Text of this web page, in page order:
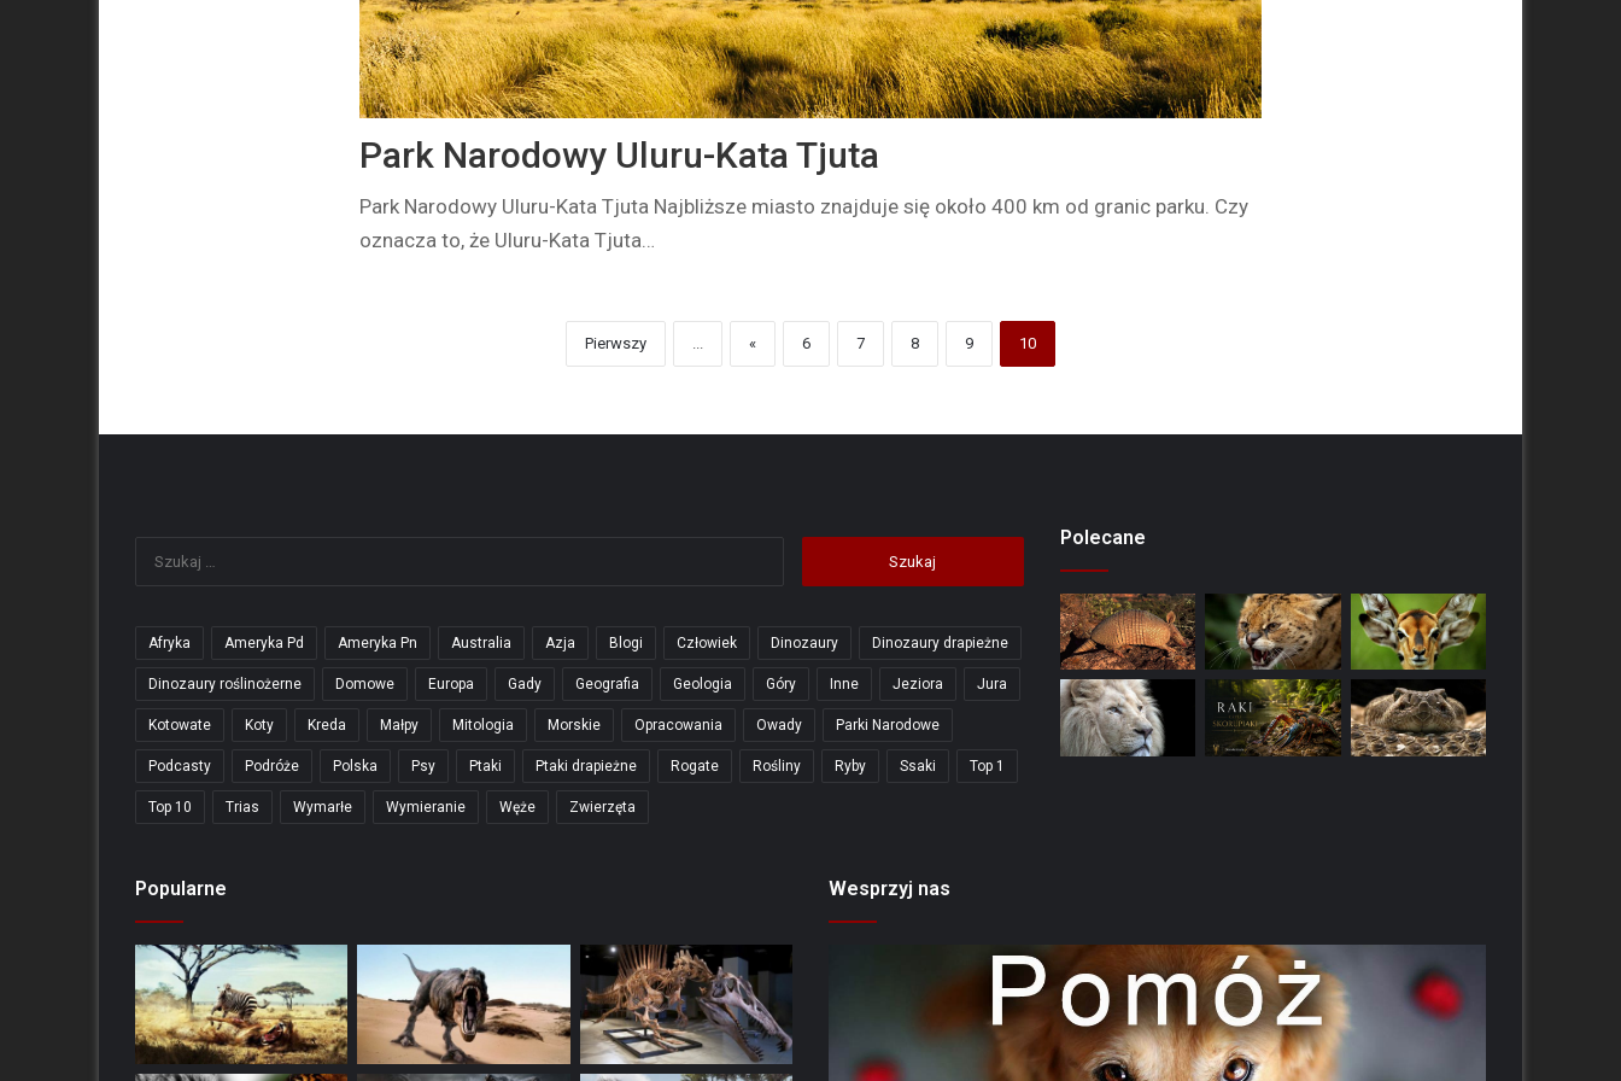
Park Narodowy Uluru-Kata Tjuta
Park Narodowy Uluru-Kata Tjuta Najbliższe miasto znajduje się około 400 km od granic parku. Czy
oznacza to, że Uluru-Kata Tjuta…
Pierwszy ... « 6 7 8 9 10
Afryka Ameryka Pd Ameryka Pn Australia Azja Blogi Człowiek Dinozaury Dinozaury drapieżne
Dinozaury roślinożerne Domowe Europa Gady Geografia Geologia Góry Inne Jeziora Jura
Kotowate Koty Kreda Małpy Mitologia Morskie Opracowania Owady Parki Narodowe
Podcasty Podróże Polska Psy Ptaki Ptaki drapieżne Rogate Rośliny Ryby Ssaki Top 1
Top 10 Trias Wymarłe Wymieranie Węże Zwierzęta
Polecane
Popularne Wesprzyj nas